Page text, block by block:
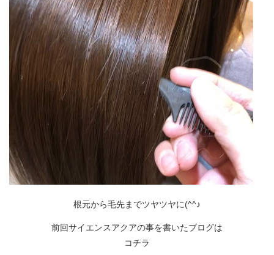
根元から毛先までツヤツヤに(^^♪
前回サイエンスアクアの事を書いたブログは
コチラ